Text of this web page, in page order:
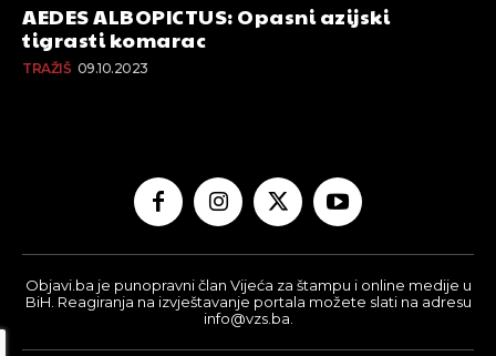
AEDES ALBOPICTUS: Opasni azijski
tigrasti komarac
TRAŽIŠ 09.10.2023
Objavi.ba je punopravni član Vijeća za štampu i online medije u
BiH. Reagiranja na izvještavanje portala možete slati na adresu
info@vzs.ba.